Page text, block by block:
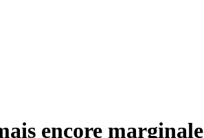
encore marginale